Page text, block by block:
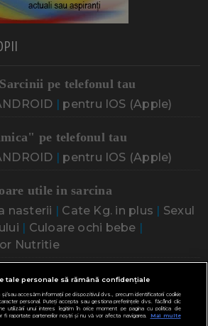
pe telefonul tau
pentru IOS (Apple)
pe telefonul tau
pentru IOS (Apple)
utile in sarcina
nasterii Cate Kg. in plus
Sexul
Culoare ochi bebe
Nutritie
Probleme cu sarcina
tale personale să rămână confidențiale
sau accesăm informații pe dispozitivul dvs., precum identificatorii cookie
personal. Puteți accepta sau gestiona preferințele dvs. făcând clic
utilizării unui interes legitim în orice moment pe pagina cu politica de
fi raportate partenerilor noștri și nu vă vor afecta navigarea.
Mai multe